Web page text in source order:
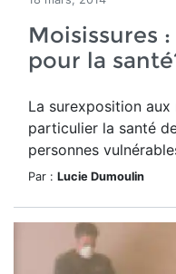
Moisissures
pour la
La surexposition aux
particulier la santé
personnes
Par : Lucie Dumoulin